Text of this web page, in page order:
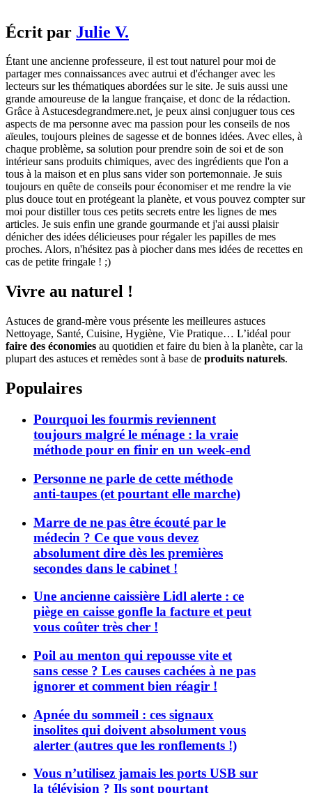
Écrit par Julie V.
Étant une ancienne professeure, il est tout naturel pour moi de
partager mes connaissances avec autrui et d'échanger avec les
lecteurs sur les thématiques abordées sur le site. Je suis aussi une
grande amoureuse de la langue française, et donc de la rédaction.
Grâce à Astucesdegrandmere.net, je peux ainsi conjuguer tous ces
aspects de ma personne avec ma passion pour les conseils de nos
aïeules, toujours pleines de sagesse et de bonnes idées. Avec elles, à
chaque problème, sa solution pour prendre soin de soi et de son
intérieur sans produits chimiques, avec des ingrédients que l'on a
tous à la maison et en plus sans vider son portemonnaie. Je suis
toujours en quête de conseils pour économiser et me rendre la vie
plus douce tout en protégeant la planète, et vous pouvez compter sur
moi pour distiller tous ces petits secrets entre les lignes de mes
articles. Je suis enfin une grande gourmande et j'ai aussi plaisir
dénicher des idées délicieuses pour régaler les papilles de mes
proches. Alors, n'hésitez pas à piocher dans mes idées de recettes en
cas de petite fringale ! ;)
Vivre au naturel !
Astuces de grand-mère vous présente les meilleures astuces
Nettoyage, Santé, Cuisine, Hygiène, Vie Pratique… L’idéal pour
faire des économies au quotidien et faire du bien à la planète, car la
plupart des astuces et remèdes sont à base de produits naturels.
Populaires
Pourquoi les fourmis reviennent
toujours malgré le ménage : la vraie
méthode pour en finir en un week-end
Personne ne parle de cette méthode
anti-taupes (et pourtant elle marche)
Marre de ne pas être écouté par le
médecin ? Ce que vous devez
absolument dire dès les premières
secondes dans le cabinet !
Une ancienne caissière Lidl alerte : ce
piège en caisse gonfle la facture et peut
vous coûter très cher !
Poil au menton qui repousse vite et
sans cesse ? Les causes cachées à ne pas
ignorer et comment bien réagir !
Apnée du sommeil : ces signaux
insolites qui doivent absolument vous
alerter (autres que les ronflements !)
Vous n’utilisez jamais les ports USB sur
la télévision ? Ils sont pourtant